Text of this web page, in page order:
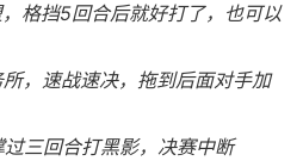
格挡5回合后就好打了，也可以
，速战速决，拖到后面对手加
三回合打黑影，决赛中断